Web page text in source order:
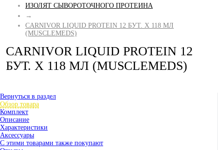
ИЗОЛЯТ CЫВОРОТОЧНОГО ПРОТЕИНА
→
CARNIVOR LIQUID PROTEIN 12 БУТ. Х 118 МЛ
(MUSCLEMEDS)
CARNIVOR LIQUID PROTEIN 12
БУТ. Х 118 МЛ (MUSCLEMEDS)
Вернуться в раздел
Обзор товара
Комплект
Описание
Характеристики
Аксессуары
С этими товарами также покупают